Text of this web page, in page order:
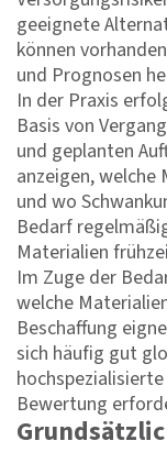
geeignete
können
und Prognosen
In der Praxis
Basis von
und geplanten
anzeigen,
und wo
Bedarf
Materialien
Im Zuge der
welche
Beschaffung
sich häufig gut
Bewertung